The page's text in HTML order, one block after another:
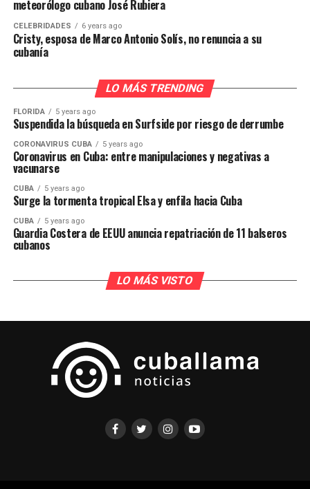
meteorólogo cubano José Rubiera
CELEBRIDADES 6 years ago
Cristy, esposa de Marco Antonio Solís, no renuncia a su
cubanía
LO MÁS TRENDING
FLORIDA 5 years ago
Suspendida la búsqueda en Surfside por riesgo de derrumbe
CORONAVIRUS CUBA 5 years ago
Coronavirus en Cuba: entre manipulaciones y negativas a
vacunarse
CUBA 5 years ago
Surge la tormenta tropical Elsa y enfila hacia Cuba
CUBA 5 years ago
Guardia Costera de EEUU anuncia repatriación de 11 balseros
cubanos
LO MÁS VISTO